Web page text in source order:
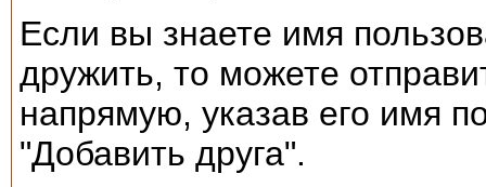
Если вы знаете имя
дружить, то можете
напрямую, указав его имя
"Добавить друга".